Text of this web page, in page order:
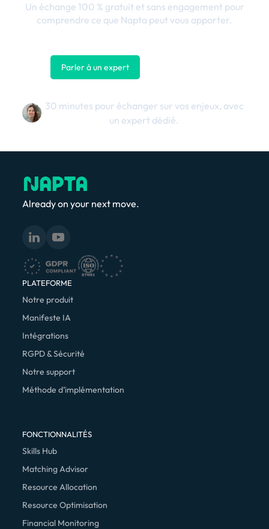
Un échange 100 % gratuit et sans engagement pour
comprendre ce que Napta peut vous apporter.
Parler à un expert
30 minutes pour échanger sur vos enjeux, avec
un expert dédié.
Already on your next move.
PLATEFORME
Notre produit
Manifeste IA
Intégrations
RGPD & Sécurité
Notre support
Méthode d’implémentation
FONCTIONNALITÉS
Skills Hub
Matching Advisor
Resource Allocation
Resource Optimisation
Financial Monitoring